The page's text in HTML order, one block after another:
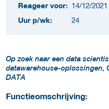
Reageer voor: 14/12/2021
Uur p/wk:
24
Op zoek naar een data
datawarehouse-oplossingen,
DATA
Functieomschrijving: